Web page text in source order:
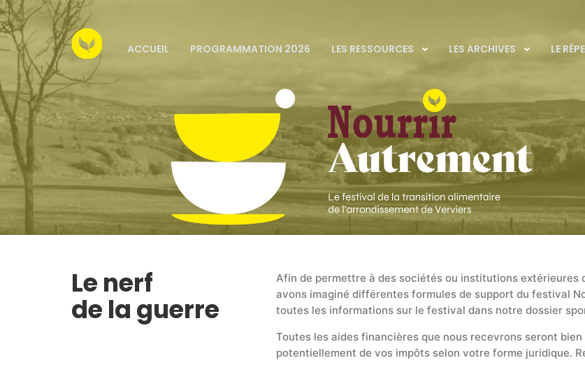
ACCUEIL PROGRAMMATION 2026 LES RESSOURCES LES ARCHIVES LE
Le nerf
de la guerre
Afin de permettre à des sociétés ou institutions extérieures
avons imaginé différentes formules de support du festival
toutes les informations sur le festival dans notre dossier
Toutes les aides financières que nous recevrons seront
potentiellement de vos impôts selon votre forme juridique.